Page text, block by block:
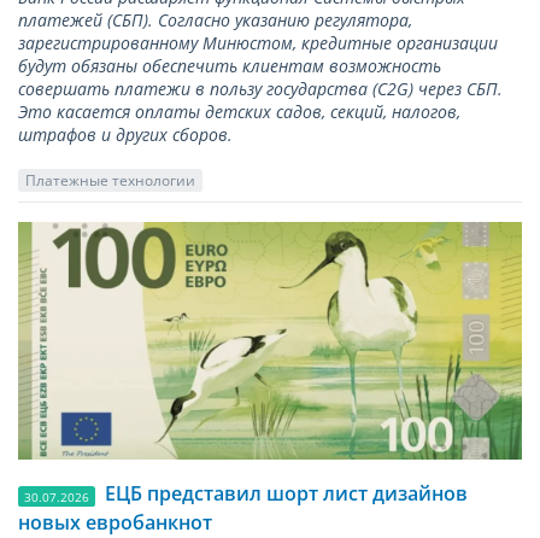
платежей (СБП). Согласно указанию регулятора,
зарегистрированному Минюстом, кредитные организации
будут обязаны обеспечить клиентам возможность
совершать платежи в пользу государства (С2G) через СБП.
Это касается оплаты детских садов, секций, налогов,
штрафов и других сборов.
Платежные технологии
30.07.2026
ЕЦБ представил шорт лист дизайнов
новых евробанкнот